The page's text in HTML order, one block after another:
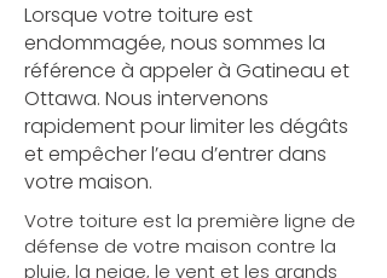
Lorsque votre toiture est
endommagée, nous sommes la
référence à appeler à Gatineau et
Ottawa. Nous intervenons
rapidement pour limiter les dégâts
et empêcher l’eau d’entrer dans
votre maison.
Votre toiture est la première ligne de
défense de votre maison contre la
pluie, la neige, le vent et les grands